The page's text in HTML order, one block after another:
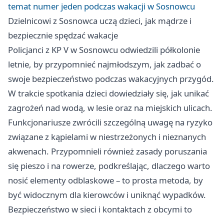
temat numer jeden podczas wakacji w Sosnowcu
Dzielnicowi z Sosnowca uczą dzieci, jak mądrze i
bezpiecznie spędzać wakacje
Policjanci z KP V w Sosnowcu odwiedzili półkolonie
letnie, by przypomnieć najmłodszym, jak zadbać o
swoje bezpieczeństwo podczas wakacyjnych przygód.
W trakcie spotkania dzieci dowiedziały się, jak unikać
zagrożeń nad wodą, w lesie oraz na miejskich ulicach.
Funkcjonariusze zwrócili szczególną uwagę na ryzyko
związane z kąpielami w niestrzeżonych i nieznanych
akwenach. Przypomnieli również zasady poruszania
się pieszo i na rowerze, podkreślając, dlaczego warto
nosić elementy odblaskowe – to prosta metoda, by
być widocznym dla kierowców i uniknąć wypadków.
Bezpieczeństwo w sieci i kontaktach z obcymi to